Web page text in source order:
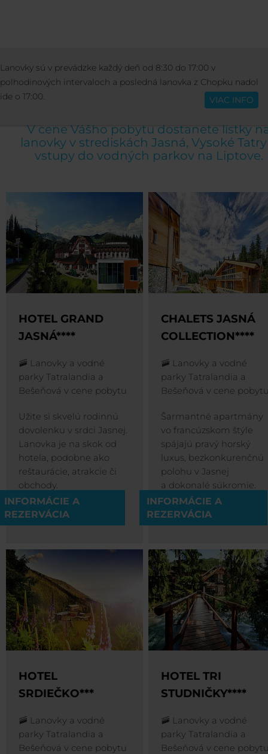
Slovenčina
UBYTOVANIE
HOTELY JASNÁ
V cene Vášho pobytu dostanete lístky
lanovky v strediskách Jasná, Vysoké
vstupy do vodných parkov na Liptove.
HOTEL GRAND
JASNÁ****
🚠 Lanovky a vodné
parky Tatralandia a
Bešeňová v cene pobytu
Užite si skvelú rodinnú
dovolenku v srdci Jasnej.
Lanovka je na skok od
hotela, podobne ako
reštaurácie, atrakcie či
obchody.
INFORMÁCIE A
REZERVÁCIA
CHALETS JASNÁ
COLLECTION****
🚠 Lanovky a vodné
parky Tatralandia a
Bešeňová v cene
Šarmantné apartmány
vo francúzskom štýle
spájajú pravý horský
luxus, bezkonkurenčnú
polohu v Jasnej
a dokonalé súkromie.
INFORMÁCIE A
REZERVÁCIA
HOTEL
SRDIEČKO***
🚠 Lanovky a vodné
parky Tatralandia a
Bešeňová v cene pobytu
HOTEL TRI
STUDNIČKY****
🚠 Lanovky a vodné
parky Tatralandia a
Bešeňová v cene
Lanovky sú v prevádzke každý deň od 8:30 do 17:00 v
polhodinových intervaloch a posledná lanovka z Chopku nadol
ide o 17:00.
VIAC INFO